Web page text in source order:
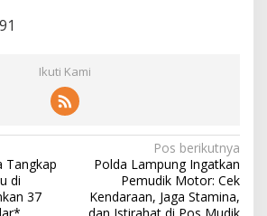
Ikuti Kami
Tangkap
di
37
Pos berikutnya
Polda Lampung Ingatkan
Pemudik Motor: Cek
Kendaraan, Jaga Stamina,
dan Istirahat di Pos Mudik